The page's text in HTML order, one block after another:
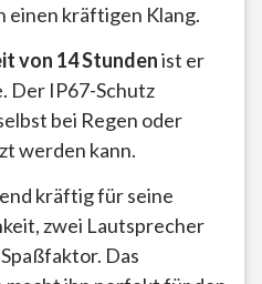
einen kräftigen Klang.
von 14 Stundenist er
Der IP67-Schutz
bei Regen oder
werden kann.
kräftig für seine
zwei Lautsprecher
Das